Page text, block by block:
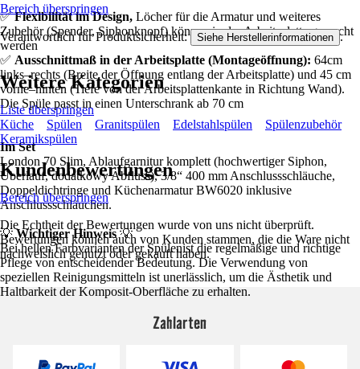
✅Flexibilität im Design, Löcher für die Armatur und weiteres
Zubehör (Spender, Siphonknopf) können in der Arbeitsplatte gemacht
werden
✅ Ausschnittmaß in der Arbeitsplatte (Montageöffnung): 64cm
links–rechts (Breite der Öffnung entlang der Arbeitsplatte) und 45 cm
vorne–hinten (Tiefe von der Arbeitsplattenkante in Richtung Wand).
Die Spüle passt in einen Unterschrank ab 70 cm
Im Set
London 70 Slim, Ablaufgarnitur komplett (hochwertiger Siphon,
Überlauf, dodatkowy Abfluss), 3/8“ 400 mm Anschlussschläuche,
Doppeldichtringe und Küchenarmatur BW6020 inklusive
Anschlussschläuchen.
💡Wichtiger Hinweis💡
Bei hellen Farbvarianten der Spülenist die regelmäßige und richtige
Pflege von entscheidender Bedeutung. Die Verwendung von
speziellen Reinigungsmitteln ist unerlässlich, um die Ästhetik und
Haltbarkeit der Komposit-Oberfläche zu erhalten.
Bereich überspringen
Verantwortlich für Produktsicherheit: Siehe Herstellerinformationen .
Weitere Kategorien
Liste überspringen
Küche
Spülen Granitspülen Edelstahlspülen
Spülenzubehör
Keramikspülen
Kundenbewertungen
Bereich überspringen
Die Echtheit der Bewertungen wurde von uns nicht überprüft.
Bewertungen können auch von Kunden stammen, die die Ware nicht
nachweislich genutzt oder gekauft haben.
Zahlarten